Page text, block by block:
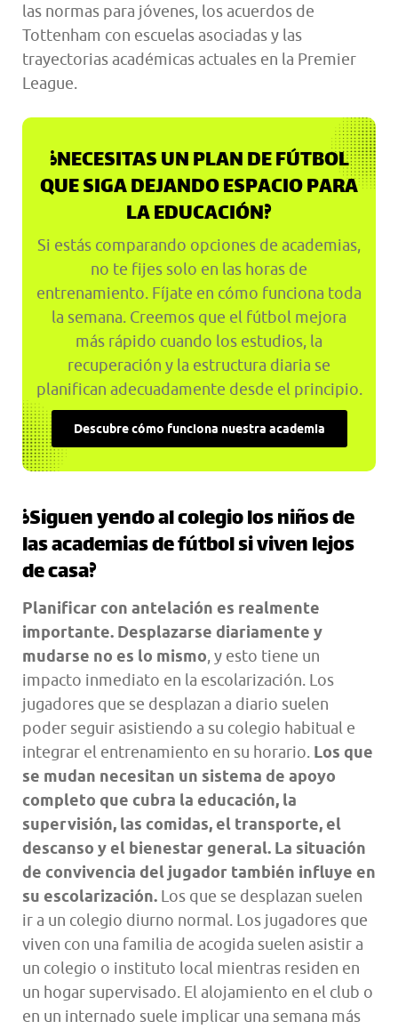
las normas para jóvenes, los acuerdos de
Tottenham con escuelas asociadas y las
trayectorias académicas actuales en la Premier
League.
¿NECESITAS UN PLAN DE FÚTBOL
QUE SIGA DEJANDO ESPACIO PARA
LA EDUCACIÓN?
Si estás comparando opciones de academias,
no te fijes solo en las horas de
entrenamiento. Fíjate en cómo funciona toda
la semana. Creemos que el fútbol mejora
más rápido cuando los estudios, la
recuperación y la estructura diaria se
planifican adecuadamente desde el principio.
Descubre cómo funciona nuestra academia
¿Siguen yendo al colegio los niños de
las academias de fútbol si viven lejos
de casa?
Planificar con antelación es realmente
importante. Desplazarse diariamente y
mudarse no es lo mismo, y esto tiene un
impacto inmediato en la escolarización. Los
jugadores que se desplazan a diario suelen
poder seguir asistiendo a su colegio habitual e
integrar el entrenamiento en su horario. Los que
se mudan necesitan un sistema de apoyo
completo que cubra la educación, la
supervisión, las comidas, el transporte, el
descanso y el bienestar general. La situación
de convivencia del jugador también influye en
su escolarización. Los que se desplazan suelen
ir a un colegio diurno normal. Los jugadores que
viven con una familia de acogida suelen asistir a
un colegio o instituto local mientras residen en
un hogar supervisado. El alojamiento en el club o
en un internado suele implicar una semana más